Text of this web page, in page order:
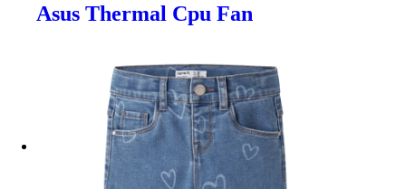
Asus Thermal Cpu Fan